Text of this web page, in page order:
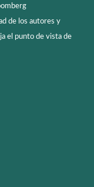
de los autores y
el punto de vista de